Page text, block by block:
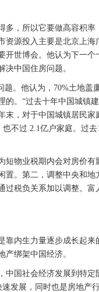
，所以它要做高容积率
资源投入主要是北京上海
开世博会。他认为下一个
中国住房问题。
。他认为，70%土地盖
。“过去十年中国城镇
末，对于中国城镇居民家
不过 2.1亿户家庭。过
物业税期内会对房价有
。第二，调整中央和地
过税负关系加以调整。富
内生力量逐步成长起来
绑架中国经济。
国社会经济发展到特定
发展，同时也是房地产